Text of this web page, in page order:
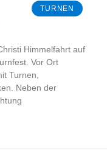
TURNEN
Himmelfahrt auf
Vor Ort
Turnen,
Neben der